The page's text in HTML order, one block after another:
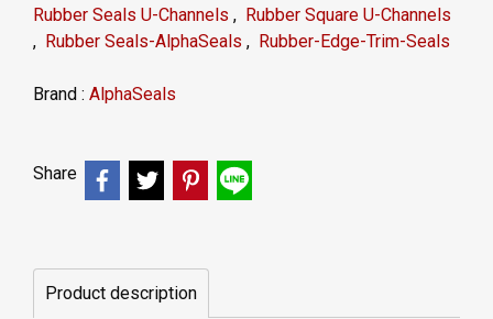
Rubber Seals U-Channels , Rubber Square U-Channels
, Rubber Seals-AlphaSeals , Rubber-Edge-Trim-Seals
Brand : AlphaSeals
Share
Product description